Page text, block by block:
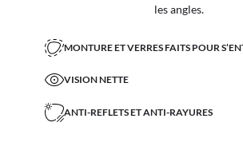
les angles.
MONTURE ET VERRES FAITS POUR
VISION NETTE
ANTI-REFLETS ET ANTI-RAYURES